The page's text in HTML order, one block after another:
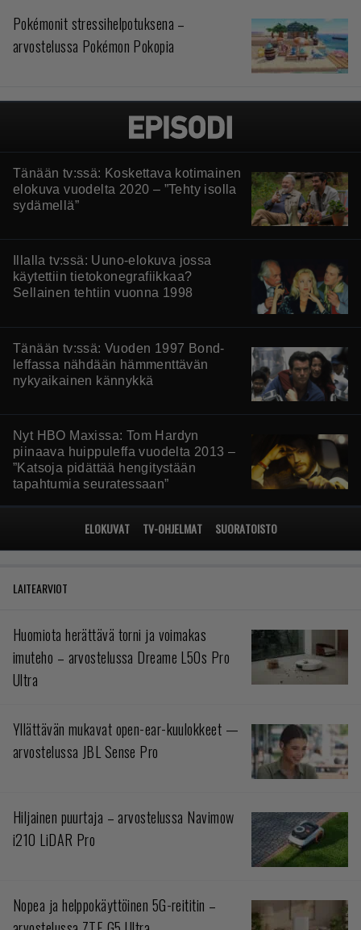
Pokémonit stressihelpotuksena –
arvostelussa Pokémon Pokopia
Tänään tv:ssä: Koskettava kotimainen
elokuva vuodelta 2020 – ”Tehty isolla
sydämellä”
Illalla tv:ssä: Uuno-elokuva jossa
käytettiin tietokonegrafiikkaa?
Sellainen tehtiin vuonna 1998
Tänään tv:ssä: Vuoden 1997 Bond-
leffassa nähdään hämmenttävän
nykyaikainen kännykkä
Nyt HBO Maxissa: Tom Hardyn
piinaava huippuleffa vuodelta 2013 –
”Katsoja pidättää hengitystään
tapahtumia seuratessaan”
ELOKUVAT TV-OHJELMAT SUORATOISTO
LAITEARVIOT
Huomiota herättävä torni ja voimakas
imuteho – arvostelussa Dreame L50s Pro
Ultra
Yllättävän mukavat open-ear-kuulokkeet —
arvostelussa JBL Sense Pro
Hiljainen puurtaja – arvostelussa Navimow
i210 LiDAR Pro
Nopea ja helppokäyttöinen 5G-reititin –